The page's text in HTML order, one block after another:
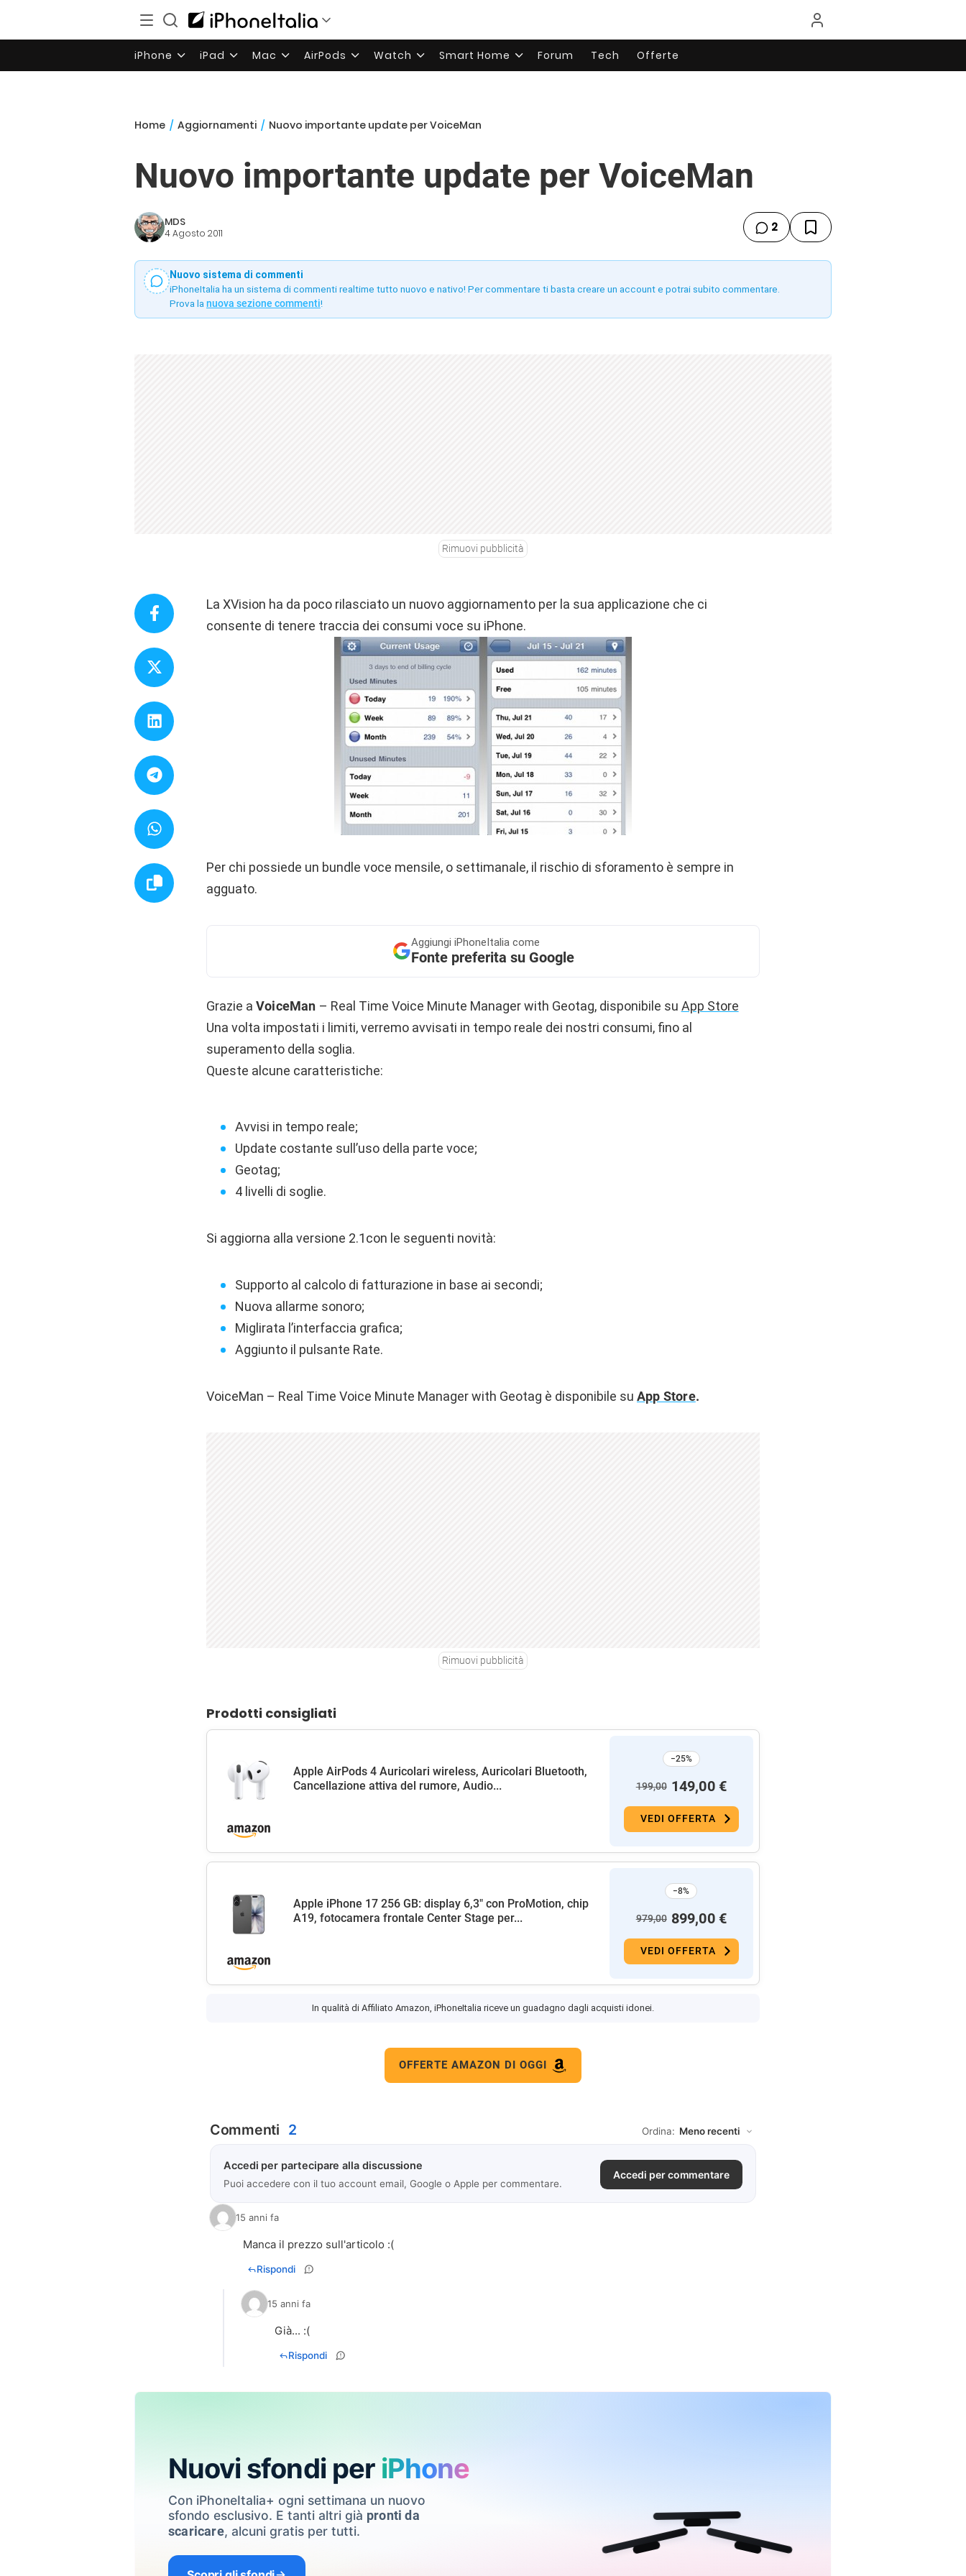
iPhone iPad Mac AirPods Watch Smart Home Forum Tech Offerte
Home / Aggiornamenti / Nuovo importante update per VoiceMan
Nuovo importante update per VoiceMan
MDS
4 Agosto 2011 2
Nuovo sistema di commenti
iPhoneItalia ha un sistema di commenti realtime tutto nuovo e nativo! Per commentare ti basta creare un account e potrai subito commentare.
Prova la nuova sezione commenti!
Rimuovi pubblicità
La XVision ha da poco rilasciato un nuovo aggiornamento per la sua applicazione che ci
consente di tenere traccia dei consumi voce su iPhone.
Per chi possiede un bundle voce mensile, o settimanale, il rischio di sforamento è sempre in
agguato.
Aggiungi iPhoneItalia come
Fonte preferita su Google
Grazie a VoiceMan – Real Time Voice Minute Manager with Geotag, disponibile su App Store
Una volta impostati i limiti, verremo avvisati in tempo reale dei nostri consumi, fino al
superamento della soglia.
Queste alcune caratteristiche:
Avvisi in tempo reale;
Update costante sull’uso della parte voce;
Geotag;
4 livelli di soglie.
Si aggiorna alla versione 2.1con le seguenti novità:
Supporto al calcolo di fatturazione in base ai secondi;
Nuova allarme sonoro;
Miglirata l’interfaccia grafica;
Aggiunto il pulsante Rate.
VoiceMan – Real Time Voice Minute Manager with Geotag è disponibile su App Store.
Rimuovi pubblicità
Prodotti consigliati
Apple AirPods 4 Auricolari wireless, Auricolari Bluetooth,
Cancellazione attiva del rumore, Audio...
−25%
199,00 149,00 €
VEDI OFFERTA
Apple iPhone 17 256 GB: display 6,3" con ProMotion, chip
A19, fotocamera frontale Center Stage per...
−8%
979,00 899,00 €
VEDI OFFERTA
In qualità di Affiliato Amazon, iPhoneItalia riceve un guadagno dagli acquisti idonei.
OFFERTE AMAZON DI OGGI
Commenti 2 Ordina:
Accedi per partecipare alla discussione
Puoi accedere con il tuo account email, Google o Apple per commentare.
Accedi per commentare
15 anni fa
Manca il prezzo sull'articolo :(
Rispondi
15 anni fa
Già... :(
Rispondi
Nuovi sfondi per iPhone
Con iPhoneItalia+ ogni settimana un nuovo
sfondo esclusivo. E tanti altri già pronti da
scaricare, alcuni gratis per tutti.